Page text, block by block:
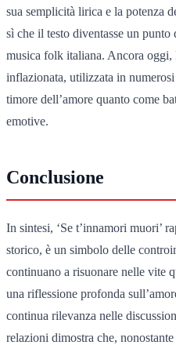
sua semplicità lirica e la potenza
sì che il testo diventasse un
musica folk italiana. Ancora oggi,
inflazionata, utilizzata in
timore dell’amore quanto come
emotive.
Conclusione
In sintesi, ‘Se t’innamori muori’
storico, è un simbolo delle
continuano a risuonare nelle vite
una riflessione profonda
continua rilevanza nelle
relazioni dimostra che,